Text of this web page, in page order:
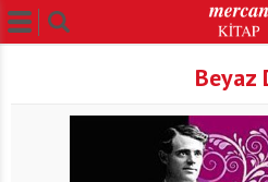
Beyaz